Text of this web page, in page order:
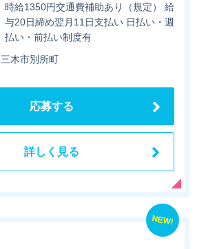
時給1350円交通費補助あり（規定） 給
与20日締め翌月11日支払い 日払い・週
払い・前払い制度有
三木市別所町
応募する
詳しく見る
NEW!